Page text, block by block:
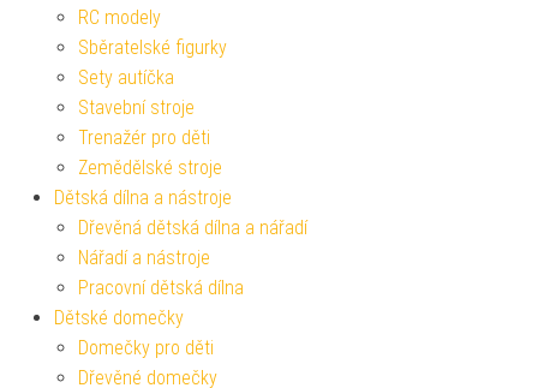
RC modely
Sběratelské figurky
Sety autíčka
Stavební stroje
Trenažér pro děti
Zemědělské stroje
Dětská dílna a nástroje
Dřevěná dětská dílna a nářadí
Nářadí a nástroje
Pracovní dětská dílna
Dětské domečky
Domečky pro děti
Dřevěné domečky